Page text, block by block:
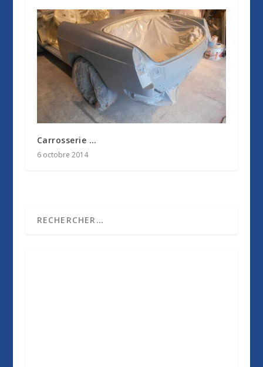
Carrosserie …
6 octobre 2014